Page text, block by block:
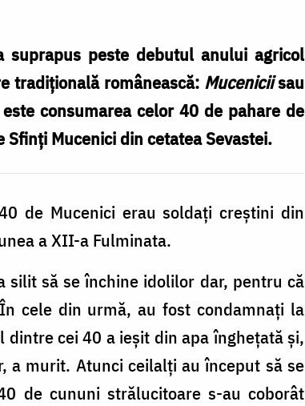
suprapus peste debutul anului agricol
tradițională românească: Muceniciisau
consumarea celor 40 de pahare de
Mucenici din cetatea Sevastei.
de Mucenici erau soldați creștini din
a XII-a Fulminata.
să se închine idolilor dar, pentru că
cele din urmă, au fost condamnați la
cei 40 a ieșit din apa înghețată și,
a murit. Atunci ceilalți au început să se
de cununi strălucitoare s-au coborât